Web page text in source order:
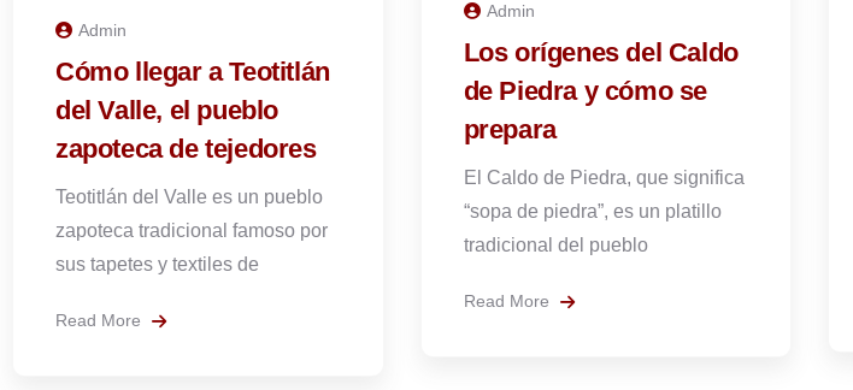
Admin
Cómo llegar a Teotitlán
del Valle, el pueblo
zapoteca de tejedores
Teotitlán del Valle es un pueblo
zapoteca tradicional famoso por
sus tapetes y textiles de
Read More
Admin
Los orígenes del Caldo
de Piedra y cómo se
prepara
El Caldo de Piedra, que significa
“sopa de piedra”, es un platillo
tradicional del pueblo
Read More